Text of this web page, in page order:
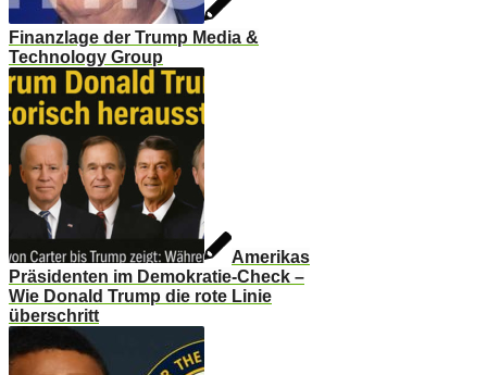
Finanzlage der Trump Media &
Technology Group
Amerikas
Präsidenten im Demokratie-Check –
Wie Donald Trump die rote Linie
überschritt